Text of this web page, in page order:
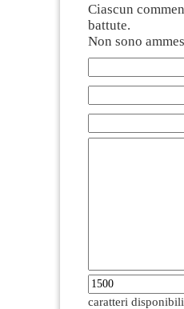
Ciascun
battute.
Non sono
caratteri disponibili